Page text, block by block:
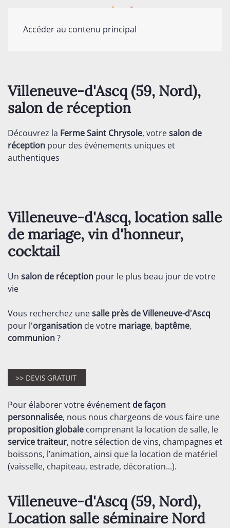
Accéder au contenu principal
Villeneuve-d'Ascq (59, Nord),
salon de réception
Découvrez la Ferme Saint Chrysole, votresalon de
réception pour des événements uniques et
authentiques
Villeneuve-d'Ascq, location salle
de mariage, vin d'honneur,
cocktail
Un salon de réception pour le plus beau jour de votre
vie
Vous recherchez unesalle près de Villeneuve-d'Ascq
pour l'organisation de votre mariage, baptême,
communion?
Pour élaborer votre événement de façon
personnalisée, nous nous chargeons de vous faire une
proposition globale comprenant la location de salle, le
service traiteur, notre sélection de vins, champagnes et
boissons, l’animation, ainsi que la location de matériel
(vaisselle, chapiteau, estrade, décoration...).
Villeneuve-d'Ascq (59, Nord),
Location salle séminaireNord